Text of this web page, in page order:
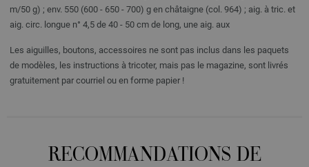
m/50 g) ; env. 550 (600 - 650 - 700) g en châtaigne (col. 964) ; aig. à tric. et
aig. circ. longue n° 4,5 de 40 - 50 cm de long, une aig. aux
Les aiguilles, boutons, accessoires ne sont pas inclus dans les paquets
de modèles, les instructions à tricoter, mais pas le magazine, sont livrés
gratuitement par courriel ou en forme papier !
RECOMMANDATIONS DE